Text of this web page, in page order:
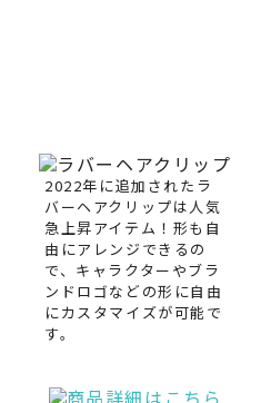
2022年に追加されたラ
バーヘアクリップは人気
急上昇アイテム！形も自
由にアレンジできるの
で、キャラクターやブラ
ンドロゴなどの形に自由
にカスタマイズが可能で
す。